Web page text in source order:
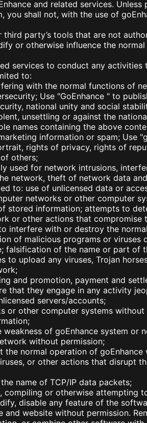
and related services.
shall not, with the use of
third party’s tools that are not
or otherwise influence the
services to conduct any
to:
with the normal functions of
Use "GoEnhance " to
national unity and social
unsettling or against the
names containing the above
information or spam; Use
rights of privacy, rights of
others;
used for network intrusions,
network, theft of network data
to: use of unlicensed data or
networks or other computer
stored information; attempts to
or other actions that compromise
interfere with or destroy the
of malicious programs or viruses
falsification of the name or part of
to upload any viruses, Trojan
and promotion, payment and
that they engage in any activity
servers/accounts;
or other computer systems without
of goEnhance system or
without permission;
normal operation of goEnhance
or other actions that disrupt
name of TCP/IP data packets;
compiling or otherwise attempting
disable any feature of the
website without permission.